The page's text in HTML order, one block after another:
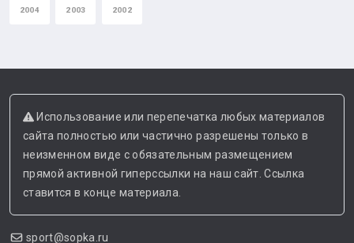
2004 2003 2002
Использование или перепечатка любых материалов
сайта полностью или частично разрешены только в
неизменном виде с обязательным размещением
прямой активной гиперссылки на наш сайт. Ссылка
ставится в конце материала.
sport@sopka.ru